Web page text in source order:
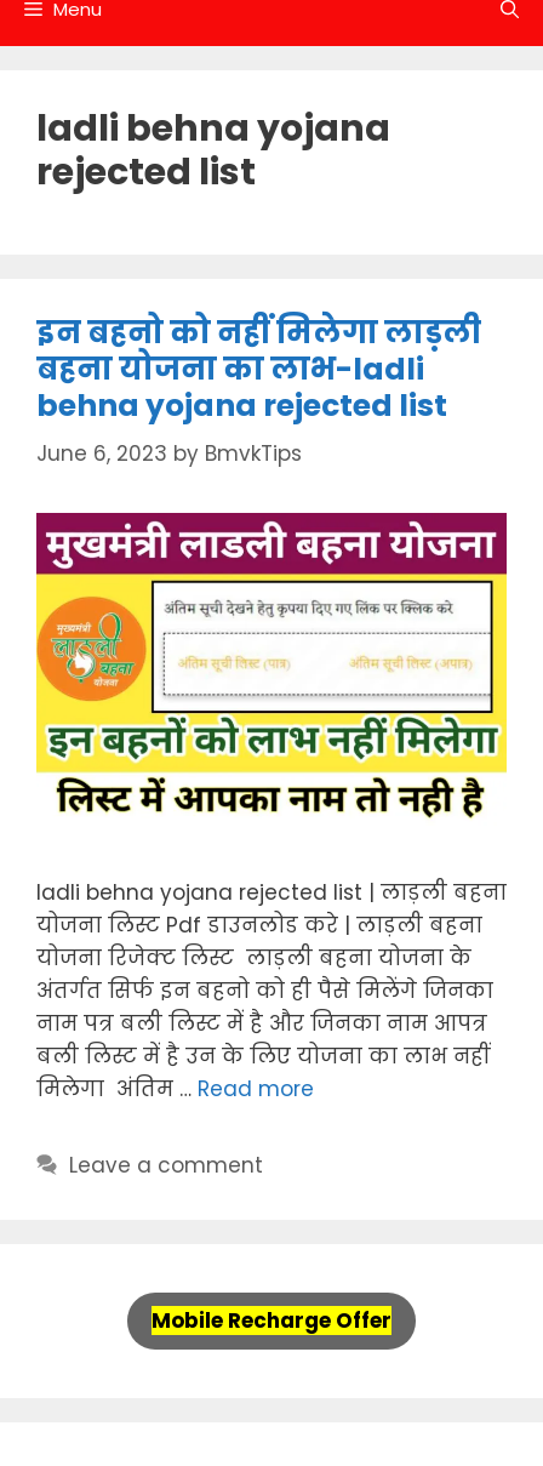
Menu
ladli behna yojana
rejected list
इन बहनो को नहीं मिलेगा लाड़ली
बहना योजना का लाभ-ladli
behna yojana rejected list
June 6, 2023 by BmvkTips
ladli behna yojana rejected list | लाड़ली बहना
योजना लिस्ट Pdf डाउनलोड करे | लाड़ली बहना
योजना रिजेक्ट लिस्ट लाड़ली बहना योजना के
अंतर्गत सिर्फ इन बहनो को ही पैसे मिलेंगे जिनका
नाम पत्र बली लिस्ट में है और जिनका नाम आपत्र
बली लिस्ट में है उन के लिए योजना का लाभ नहीं
मिलेगा अंतिम … Read more
Leave a comment
Mobile Recharge Offer